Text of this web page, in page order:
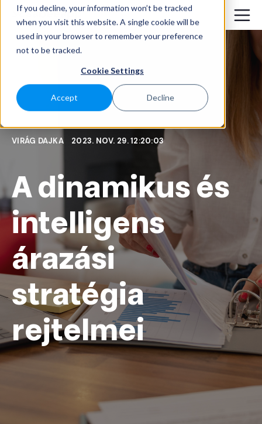
If you decline, your information won’t be tracked
when you visit this website. A single cookie will be
used in your browser to remember your preference
not to be tracked.
Cookie Settings
Accept Decline
VIRÁG DAJKA 2023. NOV. 29. 12:20:03
A dinamikus és
intelligens
árazási
stratégia
rejtelmei